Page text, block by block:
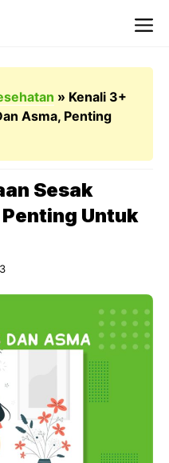
» Kenali 3+
Asma, Penting
Sesak
Untuk